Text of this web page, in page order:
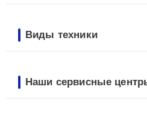
Виды техники
Наши сервисные